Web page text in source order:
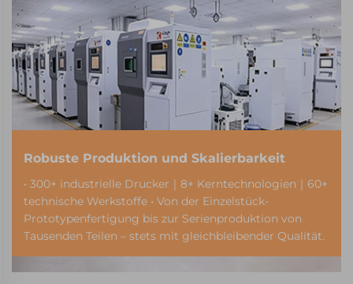
Robuste Produktion und Skalierbarkeit
• 300+ industrielle Drucker｜8+ Kerntechnologien｜60+
technische Werkstoffe • Von der Einzelstück-
Prototypenfertigung bis zur Serienproduktion von
Tausenden Teilen – stets mit gleichbleibender Qualität.